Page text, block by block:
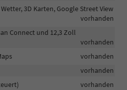
3D Karten, Google Street View
vorhanden
Connect und 12,3 Zoll
vorhanden
vorhanden
vorhanden
vorhanden